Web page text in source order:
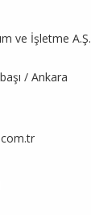
ve İşletme
/ Ankara